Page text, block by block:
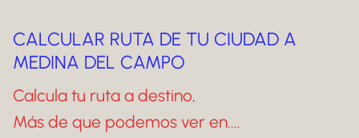
CALCULAR RUTA DE TU CIUDAD A
MEDINA DEL CAMPO
Calcula tu ruta a destino.
Más de que podemos ver en....